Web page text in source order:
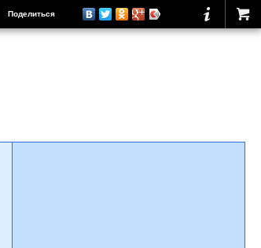
Поделиться